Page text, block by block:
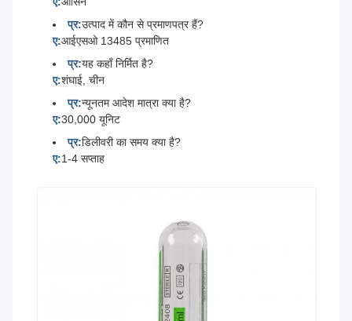
प्र:उत्पाद में कौन से प्रमाणपत्र हैं?
ए:आईएसओ 13485 प्रमाणित
प्र:यह कहाँ निर्मित है?
ए:शंघाई, चीन
प्र:न्यूनतम आदेश मात्रा क्या है?
ए:30,000 यूनिट
प्र:डिलीवरी का समय क्या है?
ए:1-4 सप्ताह